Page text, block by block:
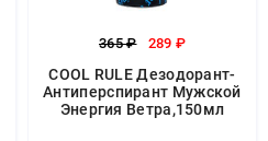
365 ₽ 289 ₽
COOL RULE Дезодорант-
Антиперспирант Мужской
Энергия Ветра,150мл